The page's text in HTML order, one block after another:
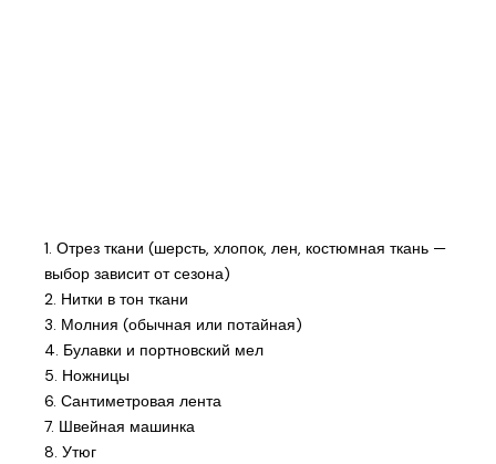
1. Отрез ткани (шерсть, хлопок, лен, костюмная ткань —
выбор зависит от сезона)
2. Нитки в тон ткани
3. Молния (обычная или потайная)
4. Булавки и портновский мел
5. Ножницы
6. Сантиметровая лента
7. Швейная машинка
8. Утюг